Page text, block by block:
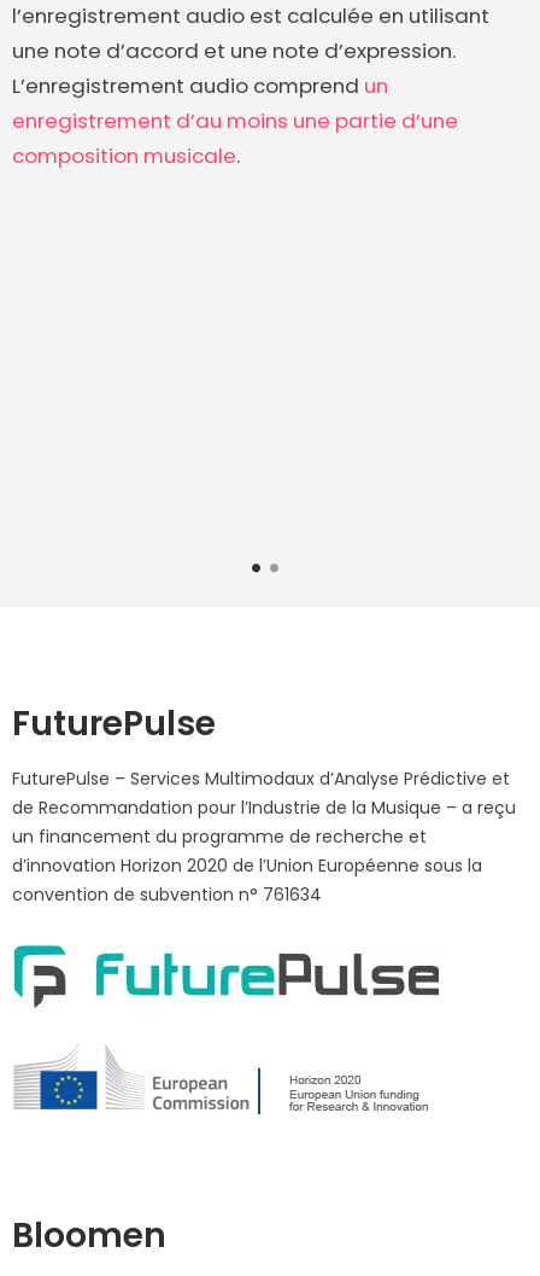
l’enregistrement audio est calculée en utilisant
une note d’accord et une note d’expression.
L’enregistrement audio comprend un
enregistrement d’au moins une partie d’une
composition musicale.
FuturePulse
FuturePulse – Services Multimodaux d’Analyse Prédictive et
de Recommandation pour l’Industrie de la Musique – a reçu
un financement du programme de recherche et
d’innovation Horizon 2020 de l’Union Européenne sous la
convention de subvention n° 761634
Bloomen